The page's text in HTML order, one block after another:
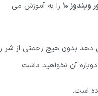
10
را به آموزش می
دهد بدون هیچ زحمتی از شر
دوباره آن نخواهید داشت.